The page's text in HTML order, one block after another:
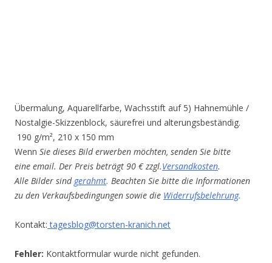
Übermalung, Aquarellfarbe, Wachsstift auf 5) Hahnemühle /
Nostalgie-Skizzenblock, säurefrei und alterungsbeständig.
190 g/m², 210 x 150 mm
Wenn Sie dieses Bild erwerben möchten, senden Sie bitte
eine email. Der Preis beträgt 90 € zzgl.Versandkosten.
Alle Bilder sind gerahmt. Beachten Sie bitte die Informationen
zu den Verkaufsbedingungen sowie die Widerrufsbelehrung.
Kontakt: tagesblog@torsten-kranich.net
Fehler: Kontaktformular wurde nicht gefunden.